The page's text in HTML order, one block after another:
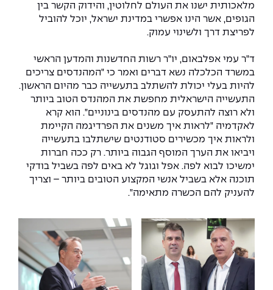
מלאכותית ישנו את העולם לחלוטין, והידוק הקשר בין
הגופים, אשר הינו אפשרי במדינת ישראל, יוכל להוביל
לפריצת דרך ולשינוי עמוק.
ד"ר עמי אפלבאום, יו"ר רשות החדשנות והמדען הראשי
במשרד הכלכלה נשא דברים ואמר כי "המהנדסים צריכים
להיות בעלי יכולת להשתלב בתעשייה כבר מהיום הראשון.
התעשייה הישראלית מחפשת את המהנדס הטוב ביותר
ולא רוצה להתעסק עם מהנדסים בינוניים". הוא קרא
לאקדמיה "לראות איך משנים את הפרדיגמה הקיימת
ולראות איך מכשירים סטודנטים שישתלבו בתעשייה
ויביאו את הערך המוסף הגבוה ביותר. רק ככה חברות
ימשיכו לבוא לפה. אפל וגוגל לא באים לפה בשביל בודקי
תוכנה אלא בשביל אנשי המקצוע הטובים ביותר – וצריך
להעניק להם הכשרה מתאימה".